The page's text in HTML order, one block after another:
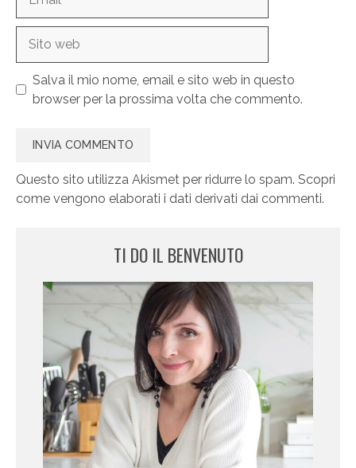
web
Salva il mio nome, email e sito web in questo
browser per la prossima volta che commento.
Questo sito utilizza Akismet per ridurre lo spam. Scopri
come vengono elaborati i dati derivati dai commenti.
TI DO IL BENVENUTO